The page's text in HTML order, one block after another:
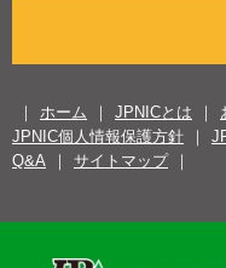
ホーム JPNICとは
JPNIC個人情報保護方針
Q&A
サイトマップ